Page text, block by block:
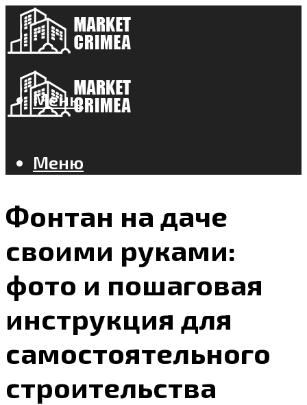
Меню
Меню
Фонтан на даче
своими руками:
фото и пошаговая
инструкция для
самостоятельного
строительства